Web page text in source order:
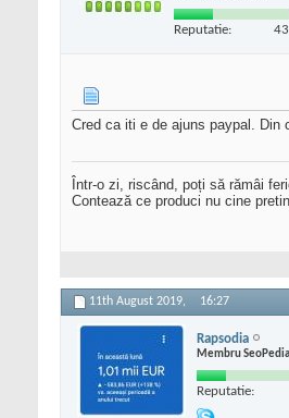
Reputatie: 43
Cred ca iti e de ajuns paypal.
Într-o zi, riscând, poți să rămâi
Contează ce produci nu cine
11th August 2019, 16:27
Rapsodia
Membru SeoPedia
Reputatie: